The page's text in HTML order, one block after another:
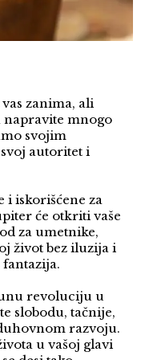
zanima, ali
napravite mnogo
svojim
autoritet i
i iskorišćene za
će otkriti vaše
za umetnike,
život bez iluzija i
revoluciju u
slobodu, tačnije,
razvoju.
u vašoj glavi